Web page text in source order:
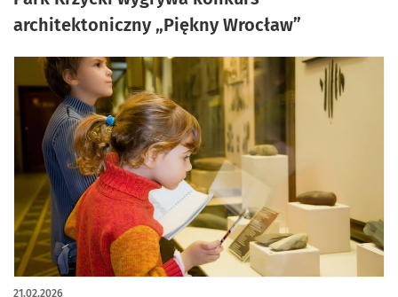
architektoniczny „Piękny Wrocław”
21.02.2026